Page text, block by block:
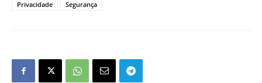
Privacidade Segurança